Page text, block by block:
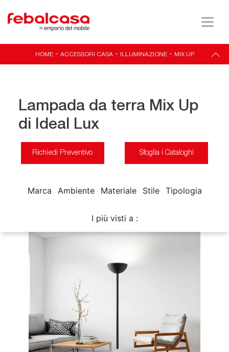
HOME- ACCESSORI CASA- ILLUMINAZIONE - MIX UP
Lampada da terra Mix Up
di Ideal Lux
Richiedi Preventivo Sfoglia i Cataloghi
Marca Ambiente Materiale Stile Tipologia
I più visti a :